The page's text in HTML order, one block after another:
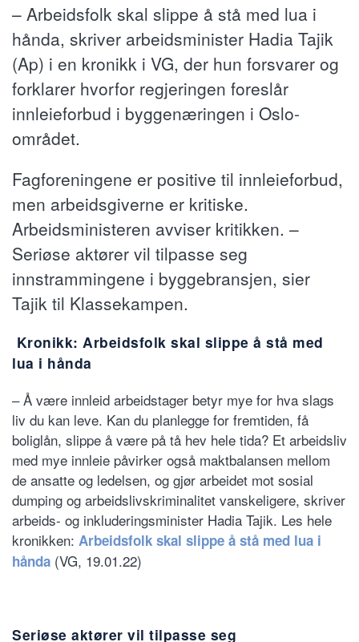
– Arbeidsfolk skal slippe å stå med lua i
hånda, skriver arbeidsminister Hadia Tajik
(Ap) i en kronikk i VG, der hun forsvarer og
forklarer hvorfor regjeringen foreslår
innleieforbud i byggenæringen i Oslo-
området.
Fagforeningene er positive til innleieforbud,
men arbeidsgiverne er kritiske.
Arbeidsministeren avviser kritikken. –
Seriøse aktører vil tilpasse seg
innstrammingene i byggebransjen, sier
Tajik til Klassekampen.
Kronikk: Arbeidsfolk skal slippe å stå med
lua i hånda
– Å være innleid arbeidstager betyr mye for hva slags
liv du kan leve. Kan du planlegge for fremtiden, få
boliglån, slippe å være på tå hev hele tida? Et arbeidsliv
med mye innleie påvirker også maktbalansen mellom
de ansatte og ledelsen, og gjør arbeidet mot sosial
dumping og arbeidslivskriminalitet vanskeligere, skriver
arbeids- og inkluderingsminister Hadia Tajik. Les hele
kronikken: Arbeidsfolk skal slippe å stå med lua i
hånda (VG, 19.01.22)
Seriøse aktører vil tilpasse seg